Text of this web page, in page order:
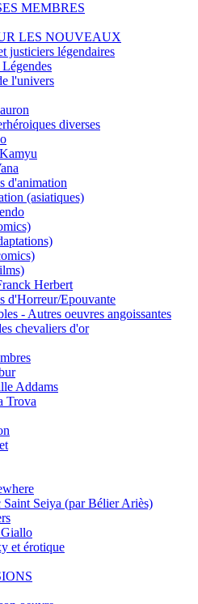
MEMBRES
LES NOUVEAUX
justiciers légendaires
l'univers
diverses
d'animation
(asiatiques)
Herbert
d'Horreur/Epouvante
- Autres oeuvres angoissantes
chevaliers d'or
Addams
Trova
Seiya (par Bélier Ariès)
et érotique